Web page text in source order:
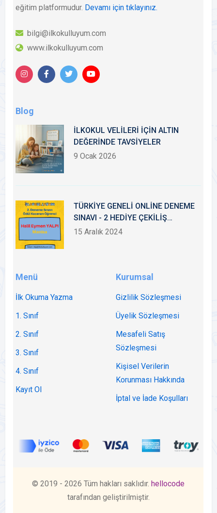
eğitim platformudur. Devamı için tıklayınız.
bilgi@ilkokulluyum.com
www.ilkokulluyum.com
Blog
İLKOKUL VELİLERİ İÇİN ALTIN
DEĞERİNDE TAVSİYELER
9 Ocak 2026
TÜRKİYE GENELİ ONLİNE DENEME
SINAVI - 2 HEDİYE ÇEKİLİŞ
SONUÇLARI
15 Aralık 2024
Menü
İlk Okuma Yazma
1. Sınıf
2. Sınıf
3. Sınıf
4. Sınıf
Kayıt Ol
Kurumsal
Gizlilik Sözleşmesi
Üyelik Sözleşmesi
Mesafeli Satış
Sözleşmesi
Kişisel Verilerin
Korunması Hakkında
İptal ve İade Koşulları
© 2019 - 2026 Tüm hakları saklıdır.hellocode
tarafından geliştirilmiştir.